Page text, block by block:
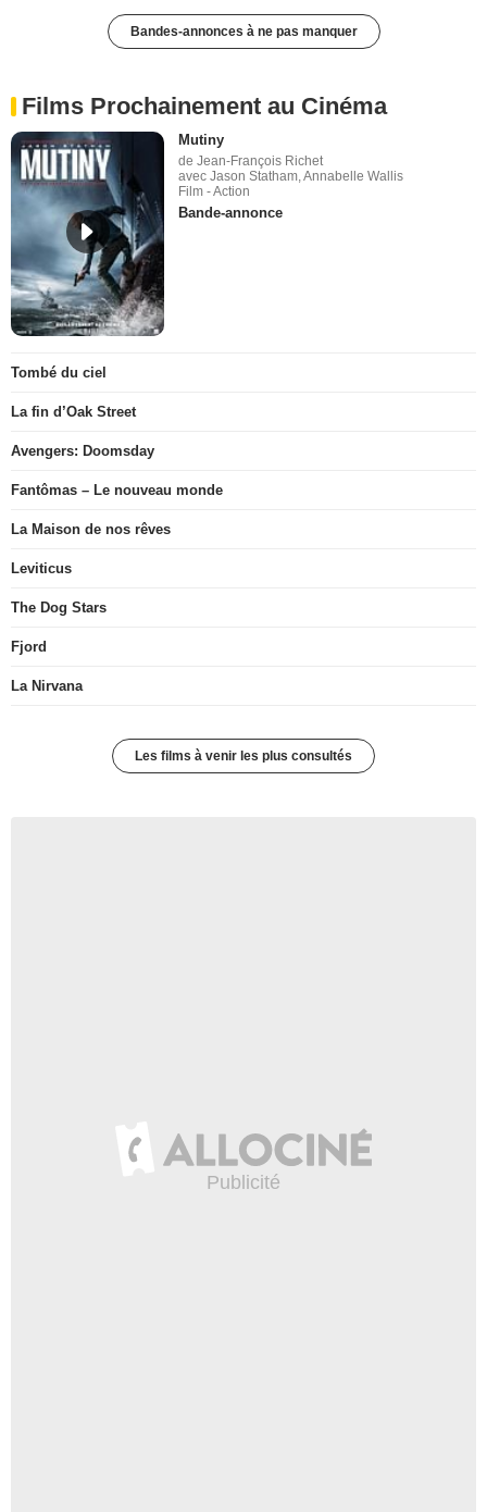
Bandes-annonces à ne pas manquer
Films Prochainement au Cinéma
Mutiny
de Jean-François Richet
avec Jason Statham, Annabelle Wallis
Film - Action
Bande-annonce
Tombé du ciel
La fin d’Oak Street
Avengers: Doomsday
Fantômas – Le nouveau monde
La Maison de nos rêves
Leviticus
The Dog Stars
Fjord
La Nirvana
Les films à venir les plus consultés